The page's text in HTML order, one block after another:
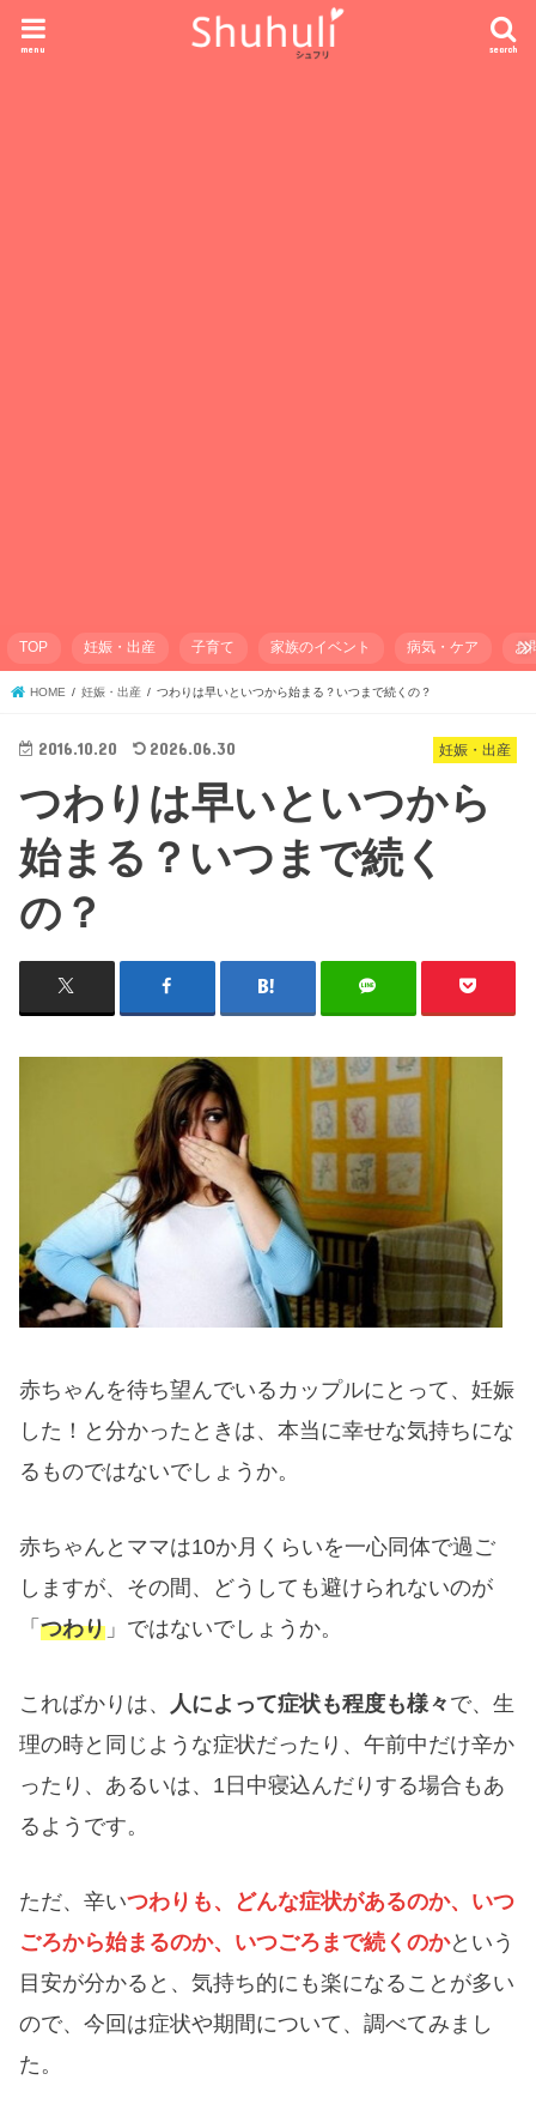
search
menu
TOP 妊娠・出産 子育て 家族のイベント 病気・ケア お
HOME 妊娠・出産 つわりは早いといつから始まる？いつまで続くの？
妊娠・出産
2016.10.20 2026.06.30
つわりは早いといつから
始まる？いつまで続く
の？
赤ちゃんを待ち望んでいるカップルにとって、妊娠
した！と分かったときは、本当に幸せな気持ちにな
るものではないでしょうか。
赤ちゃんとママは10か月くらいを一心同体で過ご
しますが、その間、どうしても避けられないのが
「つわり 」ではないでしょうか。
こればかりは、 人によって症状も程度も様々 で、生
理の時と同じような症状だったり、午前中だけ辛か
ったり、あるいは、1日中寝込んだりする場合もあ
るようです。
ただ、辛いつわりも、どんな症状があるのか、いつ
ごろから始まるのか、いつごろまで続くのかという
目安が分かると、気持ち的にも楽になることが多い
ので、今回は症状や期間について、調べてみまし
た。